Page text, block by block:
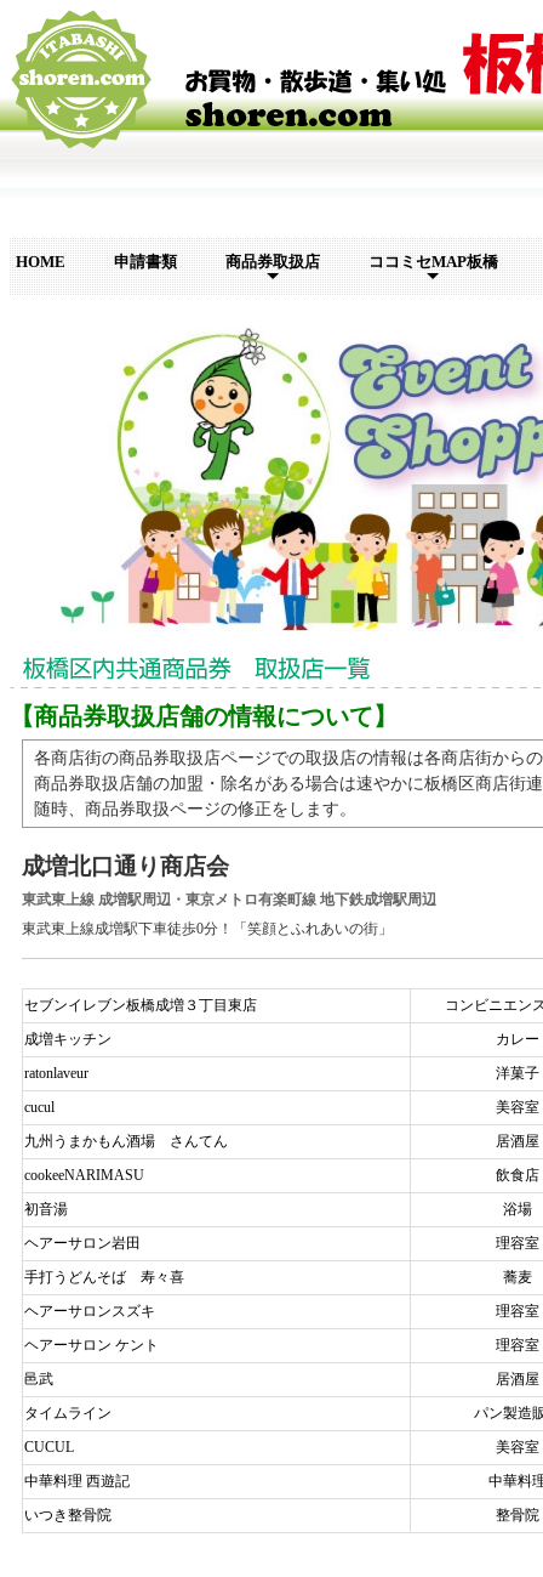
HOME 申請書類 商品券取扱店 ココミセMAP板橋
【商品券取扱店舗の情報について】
各商店街の商品券取扱店ページでの取扱店の情報は各商店街から
商品券取扱店舗の加盟・除名がある場合は速やかに板橋区商店街
随時、商品券取扱ページの修正をします。
成増北口通り商店会
東武東上線 成増駅周辺・東京メトロ有楽町線 地下鉄成増駅周辺
東武東上線成増駅下車徒歩0分！「笑顔とふれあいの街」
セブンイレブン板橋成増３丁目東店
コンビニエン
成増キッチン
カレー
ratonlaveur
洋菓子
cucul
美容室
九州うまかもん酒場 さんてん
居酒屋
cookeeNARIMASU
飲食店
初音湯
浴場
ヘアーサロン岩田
理容室
手打うどんそば 寿々喜
蕎麦
ヘアーサロンスズキ
理容室
ヘアーサロン ケント
理容室
邑武
居酒屋
タイムライン
パン製造
CUCUL
美容室
中華料理 西遊記
中華料
いつき整骨院
整骨院